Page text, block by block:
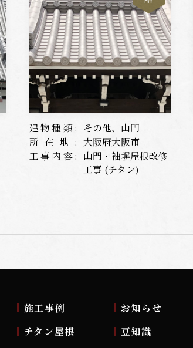
建物種類:
その他、山門
所在地: 大阪府大阪市
工事内容: 山門・袖塀屋根改修
工事 (チタン)
施工事例
チタン屋根
お知らせ
豆知識